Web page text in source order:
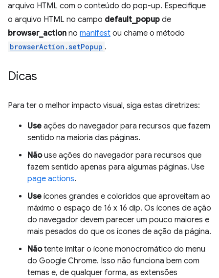
arquivo HTML com o conteúdo do pop-up. Especifique
o arquivo HTML no campo default_popup de
browser_action no manifest ou chame o método
browserAction.setPopup .
Dicas
Para ter o melhor impacto visual, siga estas diretrizes:
Use ações do navegador para recursos que fazem
sentido na maioria das páginas.
Nãouse ações do navegador para recursos que
fazem sentido apenas para algumas páginas. Use
page actions.
Use ícones grandes e coloridos que aproveitam ao
máximo o espaço de 16 x 16 dip. Os ícones de ação
do navegador devem parecer um pouco maiores e
mais pesados do que os ícones de ação da página.
Nãotente imitar o ícone monocromático do menu
do Google Chrome. Isso não funciona bem com
temas e, de qualquer forma, as extensões